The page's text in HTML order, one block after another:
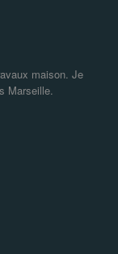
maison. Je
Marseille.